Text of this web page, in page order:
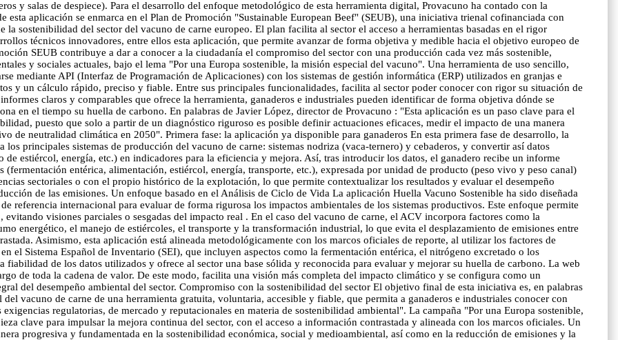
y salas de despiece). Para el desarrollo del enfoque metodológico de esta herramienta digital, Provacuno ha contado con la
aplicación se enmarca en el Plan de Promoción "Sustainable European Beef" (SEUB), una iniciativa trienal cofinanciada con
sostenibilidad del sector del vacuno de carne europeo. El plan facilita al sector el acceso a herramientas basadas en el rigor
técnicos innovadores, entre ellos esta aplicación, que permite avanzar de forma objetiva y medible hacia el objetivo europeo de
SEUB contribuye a dar a conocer a la ciudadanía el compromiso del sector con una producción cada vez más sostenible,
y sociales actuales, bajo el lema "Por una Europa sostenible, la misión especial del vacuno". Una herramienta de uso sencillo,
mediante API (Interfaz de Programación de Aplicaciones) con los sistemas de gestión informática (ERP) utilizados en granjas e
y un cálculo rápido, preciso y fiable. Entre sus principales funcionalidades, facilita al sector poder conocer con rigor su situación de
claros y comparables que ofrece la herramienta, ganaderos e industriales pueden identificar de forma objetiva dónde se
en el tiempo su huella de carbono. En palabras de Javier López, director de Provacuno : "Esta aplicación es un paso clave para el
puesto que solo a partir de un diagnóstico riguroso es posible definir actuaciones eficaces, medir el impacto de una manera
de neutralidad climática en 2050". Primera fase: la aplicación ya disponible para ganaderos En esta primera fase de desarrollo, la
principales sistemas de producción del vacuno de carne: sistemas nodriza (vaca-ternero) y cebaderos, y convertir así datos
estiércol, energía, etc.) en indicadores para la eficiencia y mejora. Así, tras introducir los datos, el ganadero recibe un informe
entérica, alimentación, estiércol, energía, transporte, etc.), expresada por unidad de producto (peso vivo y peso canal)
sectoriales o con el propio histórico de la explotación, lo que permite contextualizar los resultados y evaluar el desempeño
de las emisiones. Un enfoque basado en el Análisis de Ciclo de Vida La aplicación Huella Vacuno Sostenible ha sido diseñada
referencia internacional para evaluar de forma rigurosa los impactos ambientales de los sistemas productivos. Este enfoque permite
evitando visiones parciales o sesgadas del impacto real . En el caso del vacuno de carne, el ACV incorpora factores como la
energético, el manejo de estiércoles, el transporte y la transformación industrial, lo que evita el desplazamiento de emisiones entre
Asimismo, esta aplicación está alineada metodológicamente con los marcos oficiales de reporte, al utilizar los factores de
el Sistema Español de Inventario (SEI), que incluyen aspectos como la fermentación entérica, el nitrógeno excretado o los
fiabilidad de los datos utilizados y ofrece al sector una base sólida y reconocida para evaluar y mejorar su huella de carbono. La web
de toda la cadena de valor. De este modo, facilita una visión más completa del impacto climático y se configura como un
del desempeño ambiental del sector. Compromiso con la sostenibilidad del sector El objetivo final de esta iniciativa es, en palabras
vacuno de carne de una herramienta gratuita, voluntaria, accesible y fiable, que permita a ganaderos e industriales conocer con
regulatorias, de mercado y reputacionales en materia de sostenibilidad ambiental". La campaña "Por una Europa sostenible,
clave para impulsar la mejora continua del sector, con el acceso a información contrastada y alineada con los marcos oficiales. Un
progresiva y fundamentada en la sostenibilidad económica, social y medioambiental, así como en la reducción de emisiones y la